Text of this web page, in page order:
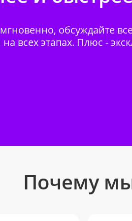
обсуждайте
всех этапах. Плюс -
Почему